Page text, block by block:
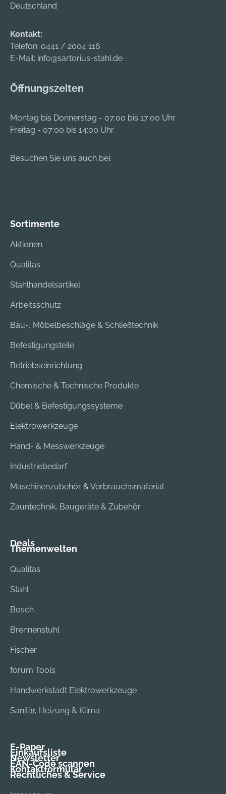
Deutschland
Kontakt:
Telefon: 0441 / 2004 116
E-Mail: info@sartorius-stahl.de
Öffnungszeiten
Montag bis Donnerstag - 07:00 bis 17:00 Uhr
Freitag - 07:00 bis 14:00 Uhr
Besuchen Sie uns auch bei:
Sortimente
Aktionen
Qualitas
Stahlhandelsartikel
Arbeitsschutz
Bau-, Möbelbeschläge & Schließtechnik
Befestigungsteile
Betriebseinrichtung
Chemische & Technische Produkte
Dübel & Befestigungssysteme
Elektrowerkzeuge
Hand- & Messwerkzeuge
Industriebedarf
Maschinenzubehör & Verbrauchsmaterial
Zauntechnik, Baugeräte & Zubehör
Deals
Themenwelten
Qualitas
Stahl
Bosch
Brennenstuhl
Fischer
forum Tools
Handwerkstadt Elektrowerkzeuge
Sanitär, Heizung & Klima
E-Paper
Einkaufsliste
Newsletter
EAN-Code scannen
Kontaktformular
Rechtliches & Service